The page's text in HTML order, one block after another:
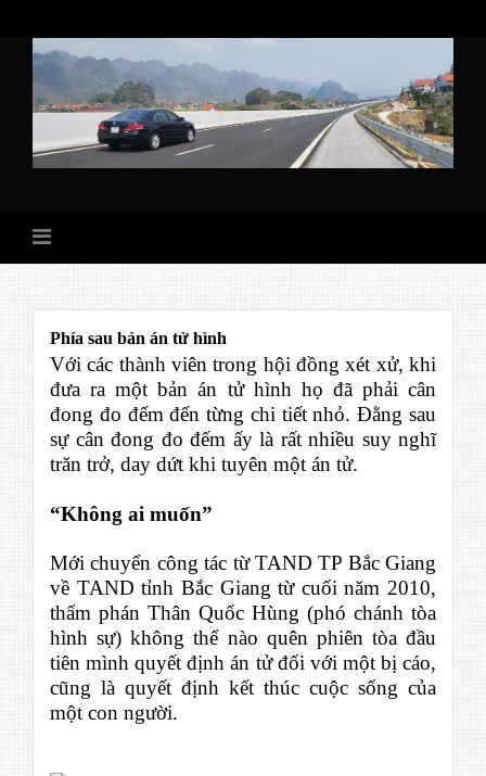
content
Phía sau bản án tử hình
Với các thành viên trong hội đồng xét xử, khi
đưa ra một bản án tử hình họ đã phải cân
đong đo đếm đến từng chi tiết nhỏ. Đằng sau
sự cân đong đo đếm ấy là rất nhiều suy nghĩ
trăn trở, day dứt khi tuyên một án tử.
“Không ai muốn”
Mới chuyển công tác từ TAND TP Bắc Giang
về TAND tỉnh Bắc Giang từ cuối năm 2010,
thẩm phán Thân Quốc Hùng (phó chánh tòa
hình sự) không thể nào quên phiên tòa đầu
tiên mình quyết định án tử đối với một bị cáo,
cũng là quyết định kết thúc cuộc sống của
một con người.